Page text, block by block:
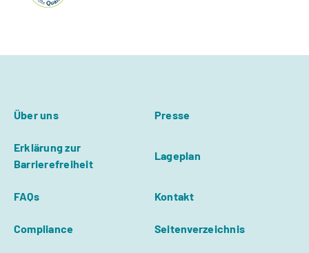
Über uns Presse
Erklärung zur
Barrierefreiheit
Lageplan
FAQs Kontakt
Compliance Seitenverzeichnis